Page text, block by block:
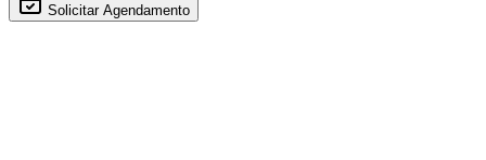
Solicitar Agendamento